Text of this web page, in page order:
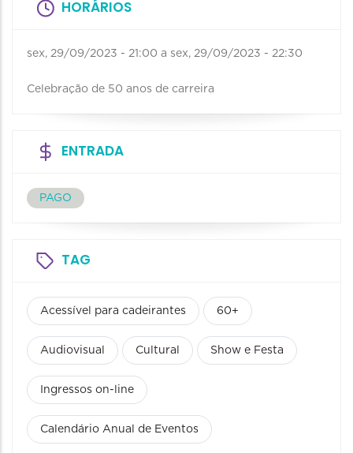
HORÁRIOS
sex, 29/09/2023 - 21:00 a sex, 29/09/2023 - 22:30
Celebração de 50 anos de carreira
ENTRADA
PAGO
TAG
Acessível para cadeirantes 60+
Audiovisual Cultural Show e Festa
Ingressos on-line
Calendário Anual de Eventos